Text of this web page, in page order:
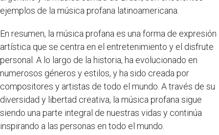
ejemplos de la música profana latinoamericana.
En resumen, la música profana es una forma de expresión
artística que se centra en el entretenimiento y el disfrute
personal. A lo largo de la historia, ha evolucionado en
numerosos géneros y estilos, y ha sido creada por
compositores y artistas de todo el mundo. A través de su
diversidad y libertad creativa, la música profana sigue
siendo una parte integral de nuestras vidas y continúa
inspirando a las personas en todo el mundo.